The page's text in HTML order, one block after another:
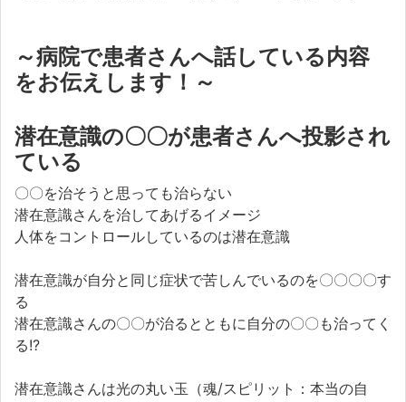
～病院で患者さんへ話している内容
をお伝えします！～
潜在意識の〇〇が患者さんへ投影され
ている
〇〇を治そうと思っても治らない
潜在意識さんを治してあげるイメージ
人体をコントロールしているのは潜在意識
潜在意識が自分と同じ症状で苦しんでいるのを〇〇〇〇す
る
潜在意識さんの〇〇が治るとともに自分の〇〇も治ってく
る!?
潜在意識さんは光の丸い玉（魂/スピリット：本当の自